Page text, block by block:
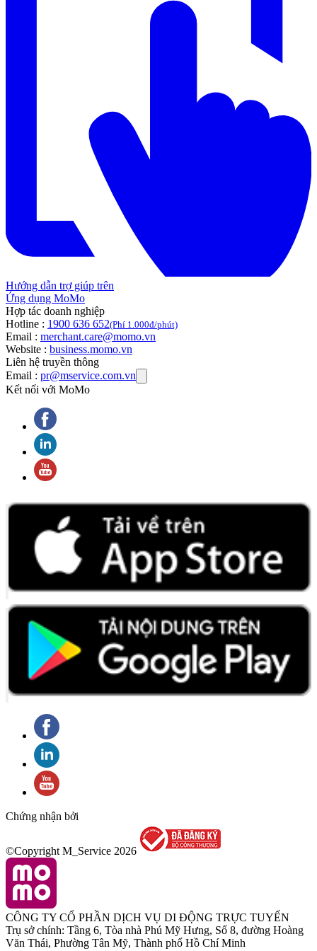
Hướng dẫn trợ giúp trên
Ứng dụng MoMo
Hợp tác doanh nghiệp
Hotline : 1900 636 652(Phí 1.000đ/phút)
Email : merchant.care@momo.vn
Website : business.momo.vn
Liên hệ truyền thông
Email : pr@mservice.com.vn
Kết nối với MoMo
Chứng nhận bởi
©Copyright M_Service 2026
CÔNG TY CỔ PHẦN DỊCH VỤ DI ĐỘNG TRỰC TUYẾN
Trụ sở chính: Tầng 6, Tòa nhà Phú Mỹ Hưng, Số 8, đường Hoàng
Văn Thái, Phường Tân Mỹ, Thành phố Hồ Chí Minh